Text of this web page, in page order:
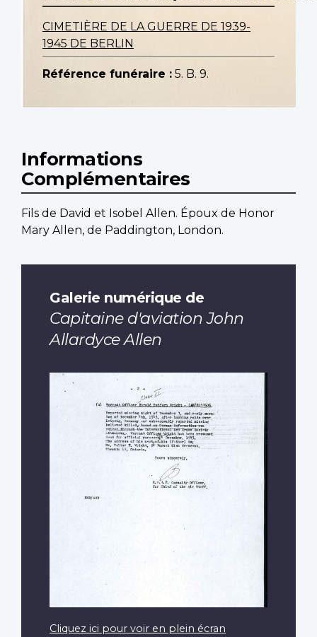
CIMETIÈRE DE LA GUERRE DE 1939-
1945 DE BERLIN
Référence funéraire : 5. B. 9.
Informations
Complémentaires
Fils de David et Isobel Allen. Époux de Honor
Mary Allen, de Paddington, London.
Galerie numérique de
Capitaine d'aviation John
Allardyce Allen
Cliquez ici pour voir en plein écran